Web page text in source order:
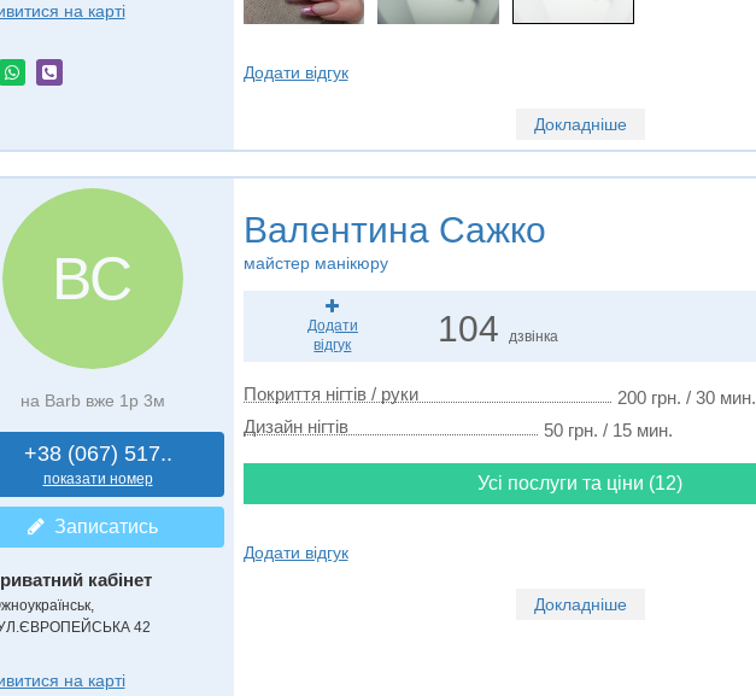
на карті
Додати відгук
Докладніше
ВС
на Barb вже 1р 3м
+38 (067) 517..
показати номер
Записатись
кабінет
42
на карті
Валентина Сажко
майстер манікюру
Додати
відгук
104 дзвінка
Покриття нігтів / руки
200 грн. / 30 мин.
Дизайн нігтів
50 грн. / 15 мин.
Усі послуги та ціни (12)
Додати відгук
Докладніше